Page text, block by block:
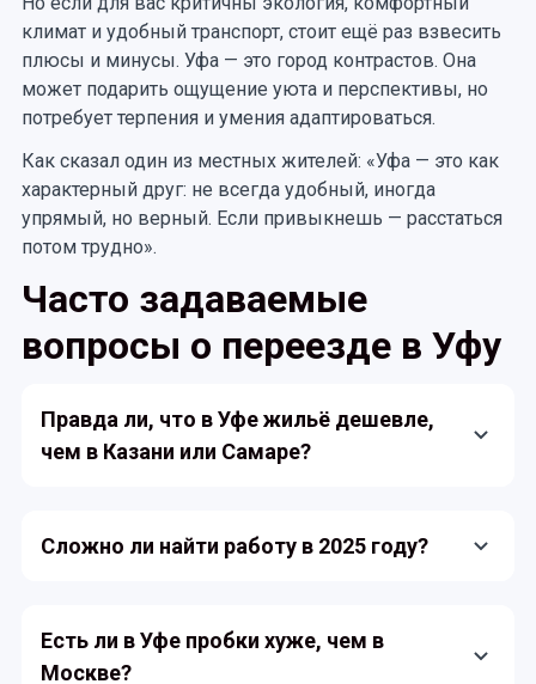
климат и удобный транспорт, стоит ещё раз взвесить
плюсы и минусы. Уфа — это город контрастов. Она
может подарить ощущение уюта и перспективы, но
потребует терпения и умения адаптироваться.
Как сказал один из местных жителей: «Уфа — это как
характерный друг: не всегда удобный, иногда
упрямый, но верный. Если привыкнешь — расстаться
потом трудно».
Часто задаваемые
вопросы о переезде в Уфу
Правда ли, что в Уфе жильё дешевле,
чем в Казани или Самаре?
цен. Однако в новых ЖК в центре стоимость
Сложно ли найти работу в 2025 году?
вакансий достаточно, а вот в торговле и услугах
Есть ли в Уфе пробки хуже, чем в
Москве?